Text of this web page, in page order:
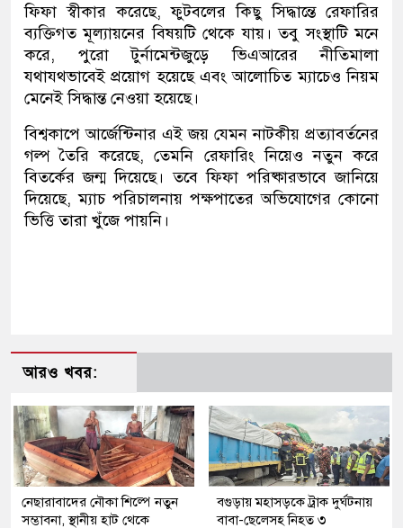
ফিফা স্বীকার করেছে, ফুটবলের কিছু সিদ্ধান্তে রেফারির
ব্যক্তিগত মূল্যায়নের বিষয়টি থেকে যায়। তবু সংস্থাটি মনে
করে, পুরো টুর্নামেন্টজুড়ে ভিএআরের নীতিমালা
যথাযথভাবেই প্রয়োগ হয়েছে এবং আলোচিত ম্যাচেও নিয়ম
মেনেই সিদ্ধান্ত নেওয়া হয়েছে।
বিশ্বকাপে আর্জেন্টিনার এই জয় যেমন নাটকীয় প্রত্যাবর্তনের
গল্প তৈরি করেছে, তেমনি রেফারিং নিয়েও নতুন করে
বিতর্কের জন্ম দিয়েছে। তবে ফিফা পরিষ্কারভাবে জানিয়ে
দিয়েছে, ম্যাচ পরিচালনায় পক্ষপাতের অভিযোগের কোনো
ভিত্তি তারা খুঁজে পায়নি।
আরও খবর:
নেছারাবাদের নৌকা শিল্পে নতুন
সম্ভাবনা, স্থানীয় হাট থেকে
বগুড়ায় মহাসড়কে ট্রাক দুর্ঘটনায়
বাবা-ছেলেসহ নিহত ৩